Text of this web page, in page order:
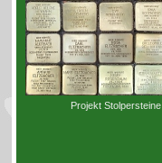
Projekt Stolpersteine